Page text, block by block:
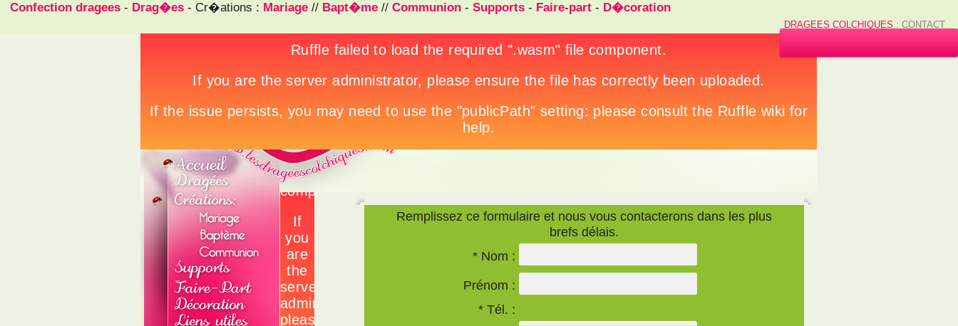
Confection dragees- Drag�es- Cr�ations : Mariage// Bapt�me// Communion- Supports- Faire-part- D�coration
DRAGEES COLCHIQUES : CONTACT
Remplissez ce formulaire et nous vous contacterons dans les plus
brefs délais.
* Nom :
Prénom :
* Tél. :